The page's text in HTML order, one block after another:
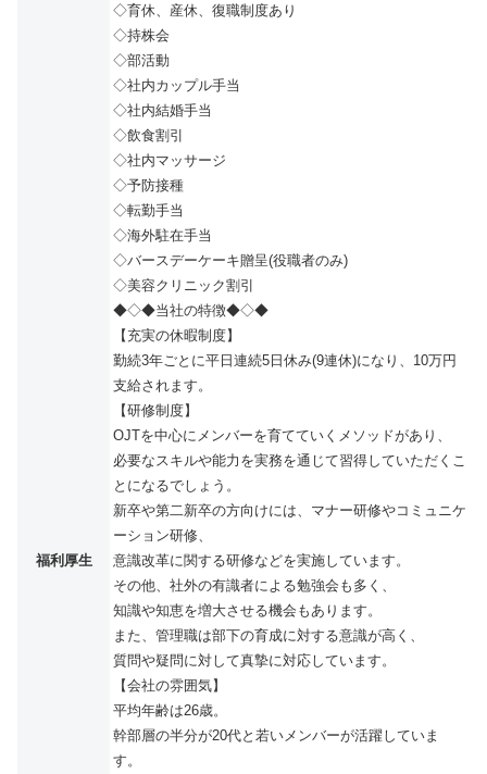
福利厚生
◇育休、産休、復職制度あり
◇持株会
◇部活動
◇社内カップル手当
◇社内結婚手当
◇飲食割引
◇社内マッサージ
◇予防接種
◇転勤手当
◇海外駐在手当
◇バースデーケーキ贈呈(役職者のみ)
◇美容クリニック割引
◆◇◆当社の特徴◆◇◆
【充実の休暇制度】
勤続3年ごとに平日連続5日休み(9連休)になり、10万円
支給されます。
【研修制度】
OJTを中心にメンバーを育てていくメソッドがあり、
必要なスキルや能力を実務を通じて習得していただくこ
とになるでしょう。
新卒や第二新卒の方向けには、マナー研修やコミュニケ
ーション研修、
意識改革に関する研修などを実施しています。
その他、社外の有識者による勉強会も多く、
知識や知恵を増大させる機会もあります。
また、管理職は部下の育成に対する意識が高く、
質問や疑問に対して真摯に対応しています。
【会社の雰囲気】
平均年齢は26歳。
幹部層の半分が20代と若いメンバーが活躍していま
す。